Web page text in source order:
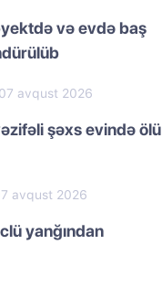
və evdə baş
07 avqust 2026
şəxs evində ölü
avqust 2026
yanğından